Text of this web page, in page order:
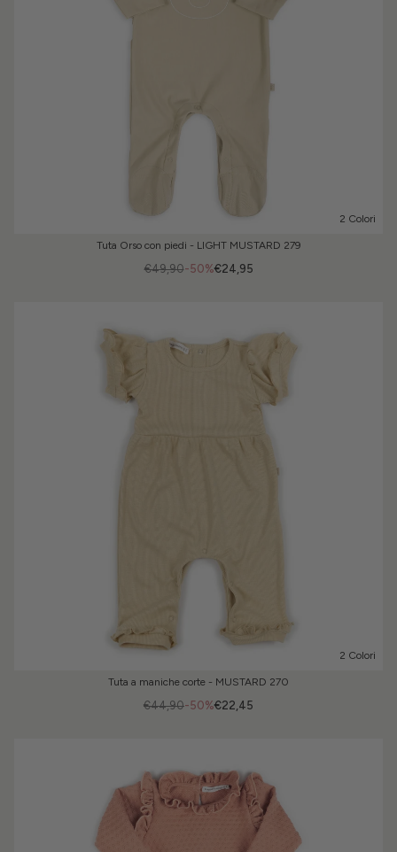
2 Colori
Tuta Orso con piedi - LIGHT MUSTARD 279
-50%
€49,90 €24,95
2 Colori
Tuta a maniche corte - MUSTARD 270
-50%
€44,90 €22,45